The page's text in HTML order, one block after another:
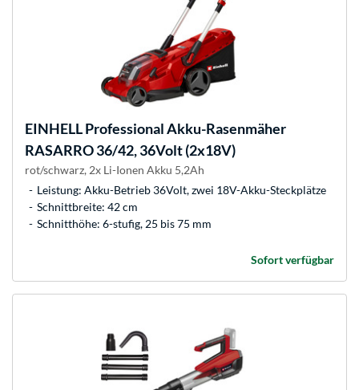
EINHELLProfessional Akku-Rasenmäher
RASARRO 36/42, 36Volt (2x18V)
rot/schwarz, 2x Li-Ionen Akku 5,2Ah
Leistung: Akku-Betrieb 36Volt, zwei 18V-Akku-Steckplätze
Schnittbreite: 42 cm
Schnitthöhe: 6-stufig, 25 bis 75 mm
Sofort verfügbar